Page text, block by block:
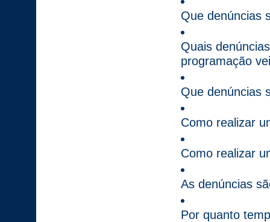
Que denúncias
Quais
programação
Que denúncias
Como realizar
Como realizar
As denúncias
Por quanto